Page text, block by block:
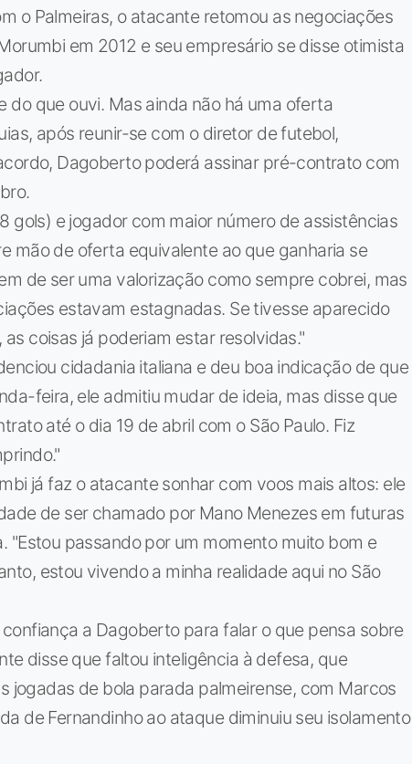
o Palmeiras, o atacante retomou as negociações
em 2012 e seu empresário se disse otimista
do que ouvi. Mas ainda não há uma oferta
após reunir-se com o diretor de futebol,
Dagoberto poderá assinar pré-contrato com
gols) e jogador com maior número de assistências
mão de oferta equivalente ao que ganharia se
de ser uma valorização como sempre cobrei, mas
estavam estagnadas. Se tivesse aparecido
coisas já poderiam estar resolvidas."
cidadania italiana e deu boa indicação de que
feira, ele admitiu mudar de ideia, mas disse que
até o dia 19 de abril com o São Paulo. Fiz
já faz o atacante sonhar com voos mais altos: ele
de ser chamado por Mano Menezes em futuras
"Estou passando por um momento muito bom e
estou vivendo a minha realidade aqui no São
a Dagoberto para falar o que pensa sobre
disse que faltou inteligência à defesa, que
jogadas de bola parada palmeirense, com Marcos
de Fernandinho ao ataque diminuiu seu isolamento